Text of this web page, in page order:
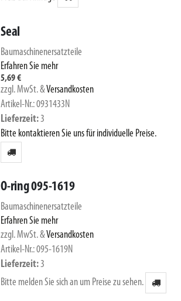
Seal
Baumaschinenersatzteile
Erfahren Sie mehr
5,69 €
zzgl. MwSt.&Versandkosten
Artikel-Nr.: 0931433N
Lieferzeit 3
Bitte kontaktieren Sie uns für individuelle Preise.
O-ring 095-1619
Baumaschinenersatzteile
Erfahren Sie mehr
zzgl. MwSt.&Versandkosten
Artikel-Nr.: 095-1619N
Lieferzeit 3
Bitte melden Sie sich an um Preise zu sehen.